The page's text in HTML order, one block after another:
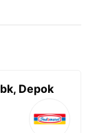
Depok